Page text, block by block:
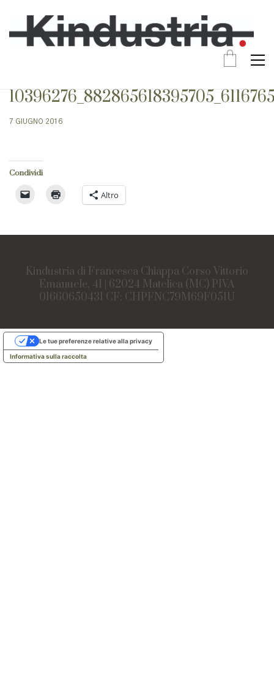
7 GIUGNO 2016
Condividi
Altro
Kindustria di Francesca Chiappa Corso Vittorio
Emanuele, 41 | 62024 Matelica (MC) PIVA
01660650431 CF: CHPFNC79M69F051U
Informativa sulla raccolta
Le tue preferenze relative alla privacy